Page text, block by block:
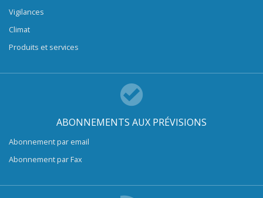
Vigilances
Climat
Produits et services
ABONNEMENTS AUX PRÉVISIONS
Abonnement par email
Abonnement par Fax